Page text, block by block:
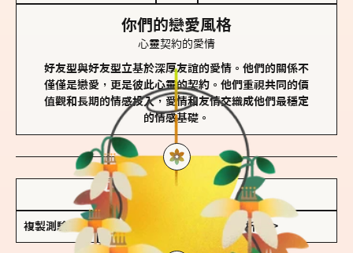
你們的戀愛風格
心靈契約的愛情
好友型與好友型立基於深厚友誼的愛情。他們的關係不
僅僅是戀愛，更是彼此心靈的契約。他們重視共同的價
值觀和長期的情感投入，愛情和友情交織成他們最穩定
的情感基礎。
複製測驗連結 查看香氛類型全解析 >>>